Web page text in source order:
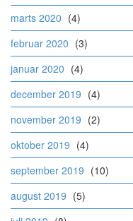
marts 2020 (4)
februar 2020 (3)
januar 2020 (4)
december 2019 (4)
november 2019 (2)
oktober 2019 (4)
september 2019 (10)
august 2019 (5)